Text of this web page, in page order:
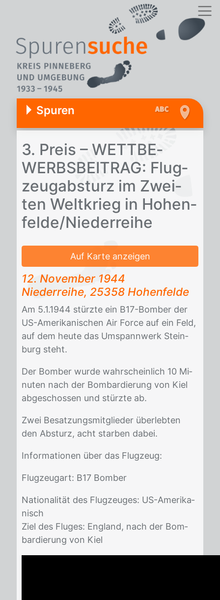
Spuren
3. Preis – WETT­BE­
WERBS­BEI­TRAG: Flug­
zeug­ab­sturz im Zwei­
ten Welt­krieg in Ho­hen­
fel­de/​Nie­der­rei­he
Auf Karte anzeigen
12. No­vem­ber 1944
Nie­der­rei­he, 25358 Ho­hen­fel­de
Am 5.1.1944 stürz­te ein B17-Bom­ber der
US-Ame­ri­ka­ni­schen Air Force auf ein Feld,
auf dem heu­te das Um­spann­werk Stein­
burg steht.
Der Bom­ber wur­de wahr­schein­lich 10 Mi­
nu­ten nach der Bom­bar­die­rung von Kiel
ab­ge­schos­sen und stürz­te ab.
Zwei Be­sat­zungs­mit­glie­der über­leb­ten
den Ab­sturz, acht star­ben da­bei.
In­for­ma­tio­nen über das Flug­zeug:
Flug­zeugart: B17 Bom­ber
Na­tio­na­li­tät des Flug­zeu­ges: US-Ame­ri­ka­
nisch
Ziel des Flu­ges: Eng­land, nach der Bom­
bar­die­rung von Kiel